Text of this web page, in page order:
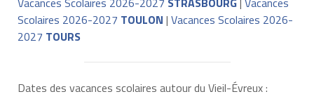
Scolaires 2026-2027 TOULON | Vacances Scolaires 2026-
2027 TOURS
Dates des vacances scolaires autour du Vieil-Évreux :